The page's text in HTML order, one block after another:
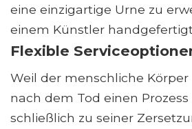
eine einzigartige Urne zu
einem Künstler
Flexible
Weil der menschliche
nach dem Tod einen
schließlich zu seiner